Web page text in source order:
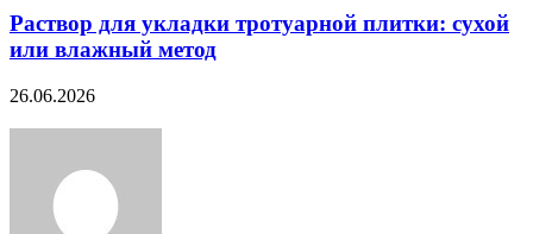
Раствор для укладки тротуарной плитки: сухой
или влажный метод
26.06.2026